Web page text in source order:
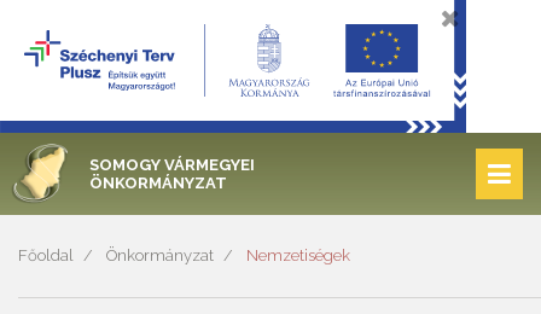
SOMOGY VÁRMEGYEI
ÖNKORMÁNYZAT
Főoldal Önkormányzat Nemzetiségek